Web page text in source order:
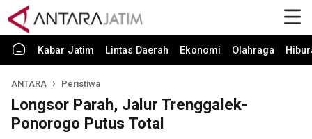
Kabar Jatim Lintas Daerah Ekonomi Olahraga
ANTARA Peristiwa
Longsor Parah, Jalur Trenggalek-
Ponorogo Putus Total